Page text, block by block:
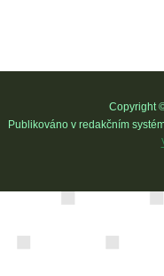
Copyright
Publikováno v redakčním